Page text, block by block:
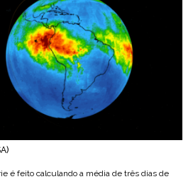
é feito calculando a média de três dias de